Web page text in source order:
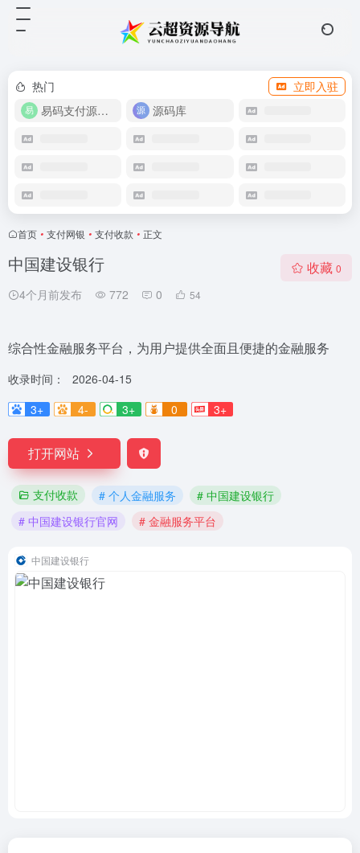
热门
立即入驻
易码支付源码下载
源码库
首页 • 支付网银 • 支付收款 • 正文
中国建设银行
4个月前发布 772 0 54
收藏 0
综合性金融服务平台，为用户提供全面且便捷的金融服务
收录时间：
2026-04-15
3+
4- 3+ 0 3+
打开网站
支付收款 # 个人金融服务
# 中国建设银行
# 中国建设银行官网
# 金融服务平台
中国建设银行